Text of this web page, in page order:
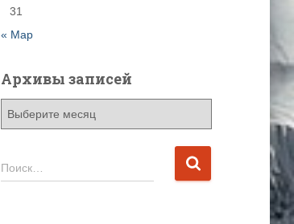
31
« Мар
Архивы записей
в
Н
а
Поиск…